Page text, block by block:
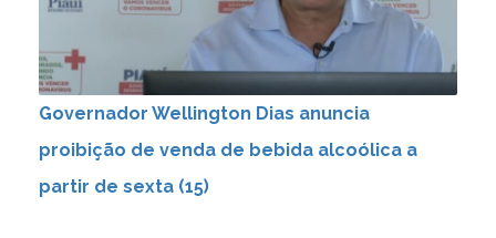
Governador Wellington Dias anuncia
proibição de venda de bebida alcoólica a
partir de sexta (15)